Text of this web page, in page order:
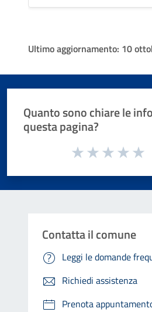
Ultimo aggiornamento: 10
Quanto sono chiare le
questa pagina?
Valuta da 1 a 5 stelle la pagina
Contatta il comune
Leggi le domande
Richiedi assistenza
Prenota